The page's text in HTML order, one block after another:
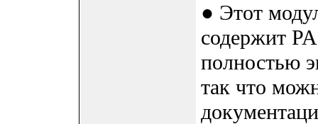
● Этот
содержит
полностью
так что